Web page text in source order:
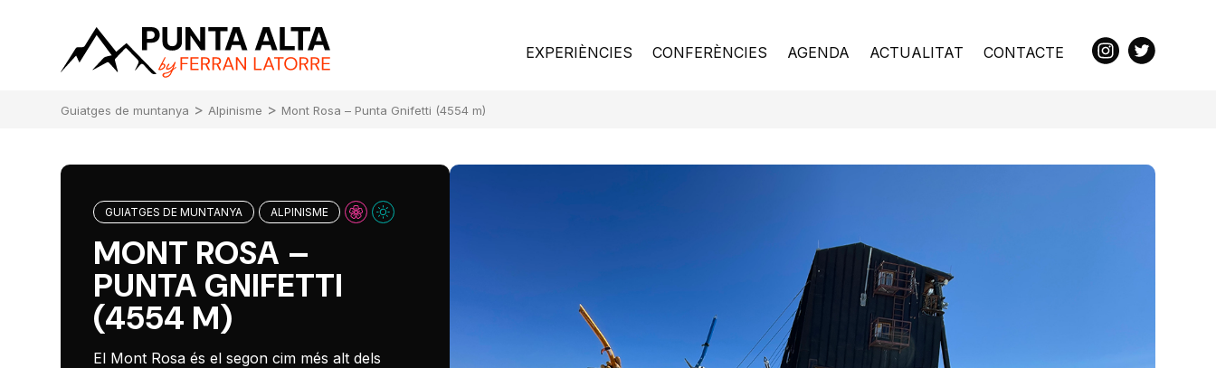
EXPERIÈNCIES CONFERÈNCIES AGENDA ACTUALITAT CONTACTE
Guiatges de muntanya >Alpinisme > Mont Rosa – Punta Gnifetti (4554 m)
GUIATGES DE MUNTANYA ALPINISME
MONT ROSA –
PUNTA GNIFETTI
(4554 M)
El Mont Rosa és el segon cim més alt dels